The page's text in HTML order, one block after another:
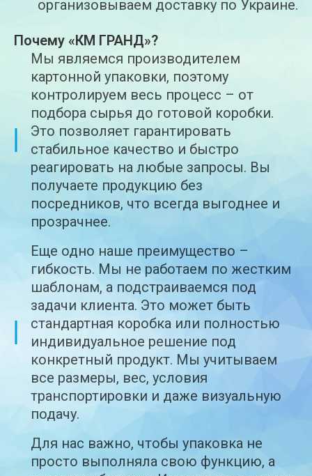
организовываем доставку по Украине.
Почему «КМ ГРАНД»?
Мы являемся производителем
картонной упаковки, поэтому
контролируем весь процесс – от
подбора сырья до готовой коробки.
Это позволяет гарантировать
стабильное качество и быстро
реагировать на любые запросы. Вы
получаете продукцию без
посредников, что всегда выгоднее и
прозрачнее.
Еще одно наше преимущество –
гибкость. Мы не работаем по жестким
шаблонам, а подстраиваемся под
задачи клиента. Это может быть
стандартная коробка или полностью
индивидуальное решение под
конкретный продукт. Мы учитываем
все размеры, вес, условия
транспортировки и даже визуальную
подачу.
Для нас важно, чтобы упаковка не
просто выполняла свою функцию, а